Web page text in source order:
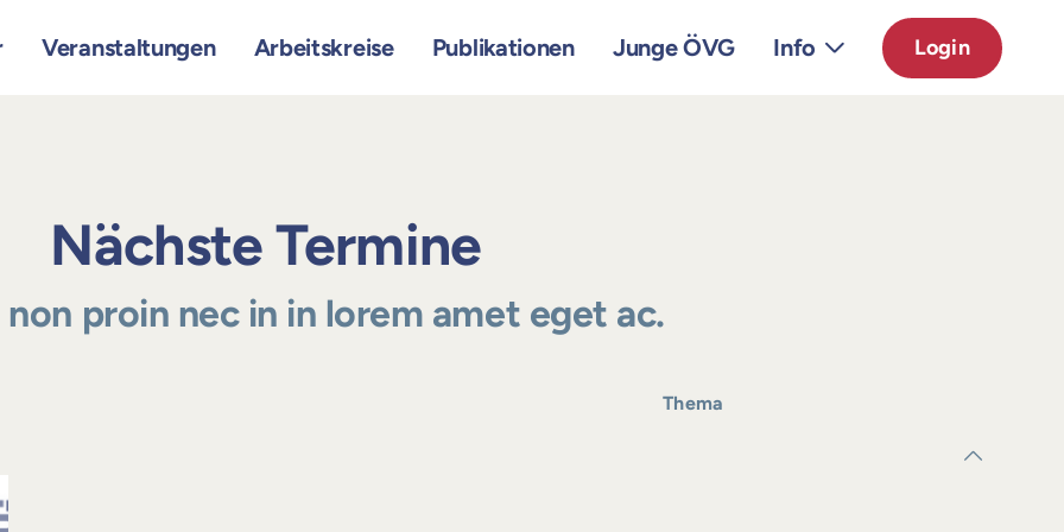
Veranstaltungen Arbeitskreise Publikationen Junge ÖVG Info Login
Nächste Termine
non proin nec in in lorem amet eget ac.
Thema